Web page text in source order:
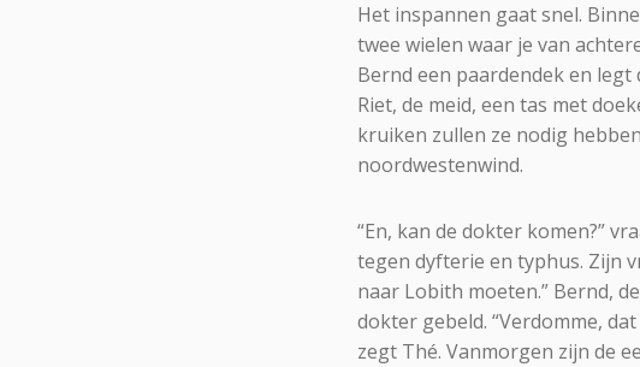
Het inspannen gaat snel.
twee wielen waar je van
Bernd een paardendek en
Riet, de meid, een tas met
kruiken zullen ze nodig
noordwestenwind.
“En, kan de dokter komen?”
tegen dyfterie en typhus. Zijn
naar Lobith moeten.” Bernd,
dokter gebeld. “Verdomme,
zegt Thé. Vanmorgen zijn de